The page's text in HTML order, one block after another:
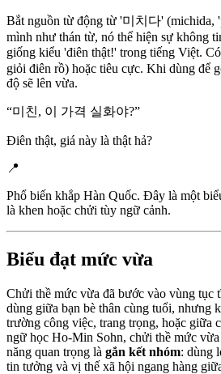
Bắt nguồn từ động từ '미치다' (michida,
mình như thán từ, nó thể hiện sự không
giống kiểu 'điên thật!' trong tiếng Việt.
giỏi điên rồ) hoặc tiêu cực. Khi dùng để
độ sẽ lên vừa.
“미친, 이 가격 실화야?”
Điên thật, giá này là thật hả?
📍
Phổ biến khắp Hàn Quốc. Đây là một
là khen hoặc chửi tùy ngữ cảnh.
Biểu đạt mức vừa
Chửi thề mức vừa đã bước vào vùng tục
dùng giữa bạn bè thân cùng tuổi, nhưng
trường công việc, trang trọng, hoặc giữa
ngữ học Ho-Min Sohn, chửi thề mức
năng quan trọng là gắn kết nhóm: dùng
tin tưởng và vị thế xã hội ngang hàng